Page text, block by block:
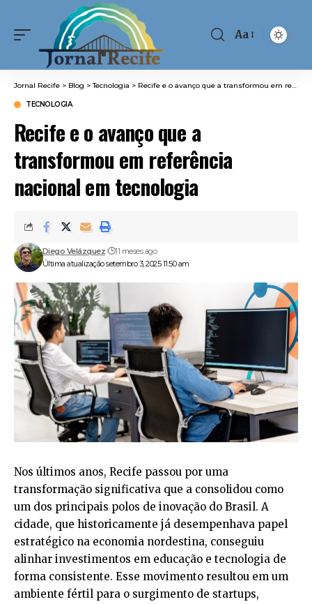
Font
Aa
Jornal Recife > Blog >Tecnologia > Recife e o avanço que a transformou em referência nacional em tecnologia
TECNOLOGIA
Recife e o avanço que a
transformou em referência
nacional em tecnologia
Última atualização setembro 3, 2025 11:50 am
Diego Velázquez 11 meses ago
Nos últimos anos, Recife passou por uma
transformação significativa que a consolidou como
um dos principais polos de inovação do Brasil. A
cidade, que historicamente já desempenhava papel
estratégico na economia nordestina, conseguiu
alinhar investimentos em educação e tecnologia de
forma consistente. Esse movimento resultou em um
ambiente fértil para o surgimento de startups,